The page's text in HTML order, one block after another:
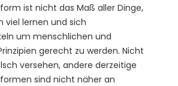
ist nicht das Maß aller Dinge,
viel lernen und sich
um menschlichen und
gerecht zu werden. Nicht
versehen, andere derzeitige
sind nicht näher an